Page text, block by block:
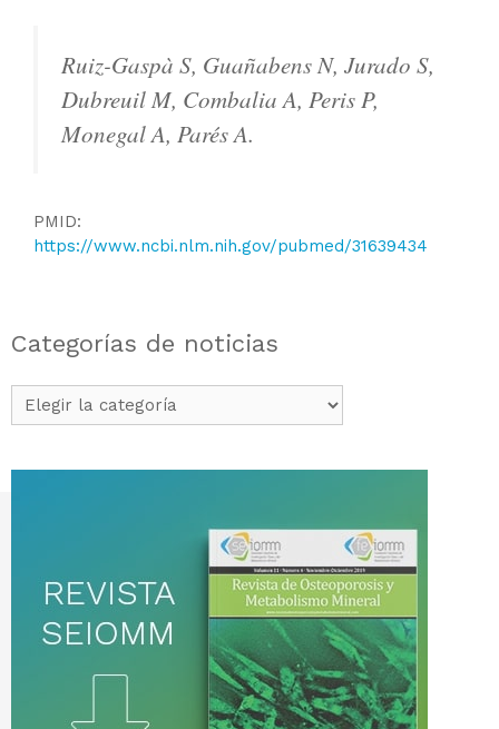
Ruiz-Gaspà S, Guañabens N, Jurado S,
Dubreuil M, Combalia A, Peris P,
Monegal A, Parés A.
PMID:
https://www.ncbi.nlm.nih.gov/pubmed/31639434
Categorías de noticias
Categorías
de